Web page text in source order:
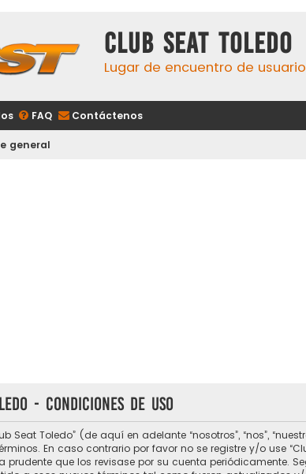
Club Seat Toledo
Lugar de encuentro de
FAQ Contáctenos
general
- Condiciones de uso
Seat Toledo” (de aquí en adelante “nosotros”, “nos”,
En caso contrario por favor no se registre y/o use
prudente que los revisase por su cuenta periódicamente.